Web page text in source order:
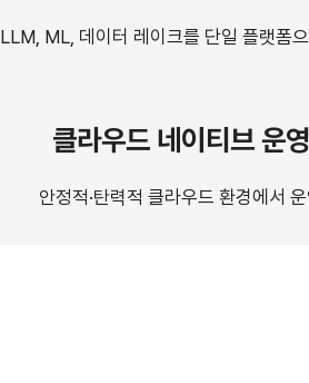
LLM, ML, 데이터 레이크를 단일 플랫폼
클라우드 네이티브 운영
안정적·탄력적 클라우드 환경에서 운